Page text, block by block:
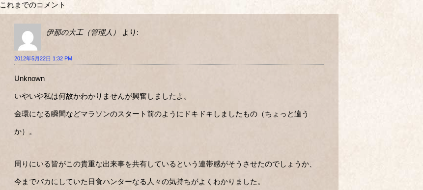
これまでのコメント
伊那の大工（管理人） より:
2012年5月22日 1:32 PM
Unknown
いやいや私は何故かわかりませんが興奮しましたよ。
金環になる瞬間などマラソンのスタート前のようにドキドキしましたもの（ちょっと違う
か）。
周りにいる皆がこの貴重な出来事を共有しているという連帯感がそうさせたのでしょうか、
今までバカにしていた日食ハンターなる人々の気持ちがよくわかりました。